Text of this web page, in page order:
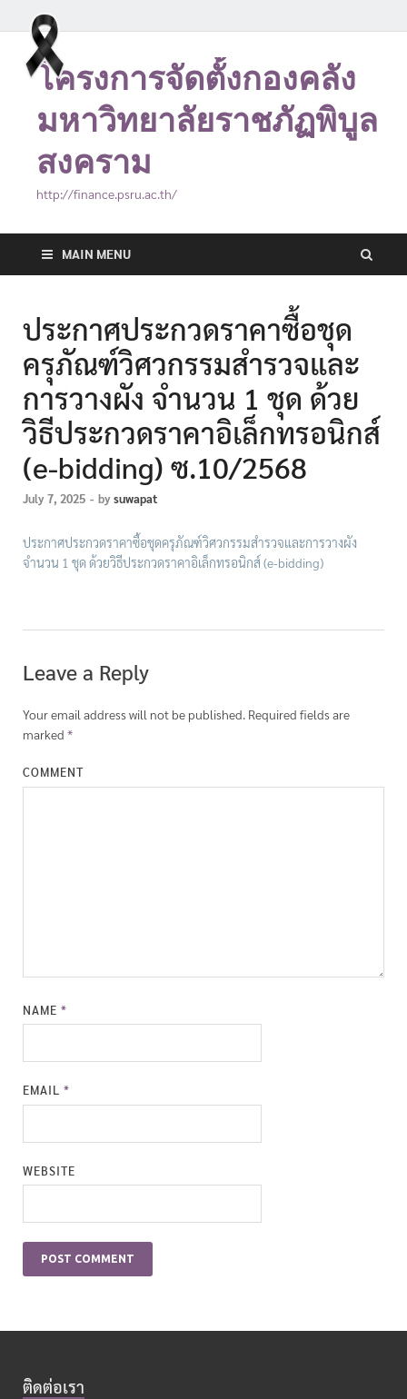
โครงการจัดตั้งกองคลัง
มหาวิทยาลัยราชภัฏพิบูล
สงคราม
http://finance.psru.ac.th/
MAIN MENU
ประกาศประกวดราคาซื้อชุด
ครุภัณฑ์วิศวกรรมสำรวจและ
การวางผัง จำนวน 1 ชุด ด้วย
วิธีประกวดราคาอิเล็กทรอนิกส์
(e-bidding) ซ.10/2568
July 7, 2025 - bysuwapat
ประกาศประกวดราคาซื้อชุดครุภัณฑ์วิศวกรรมสำรวจและการวางผัง
จำนวน 1 ชุด ด้วยวิธีประกวดราคาอิเล็กทรอนิกส์ (e-bidding)
Leave a Reply
Your email address will not be published. Required fields are
marked *
COMMENT
NAME*
EMAIL*
WEBSITE
ติดต่อเรา